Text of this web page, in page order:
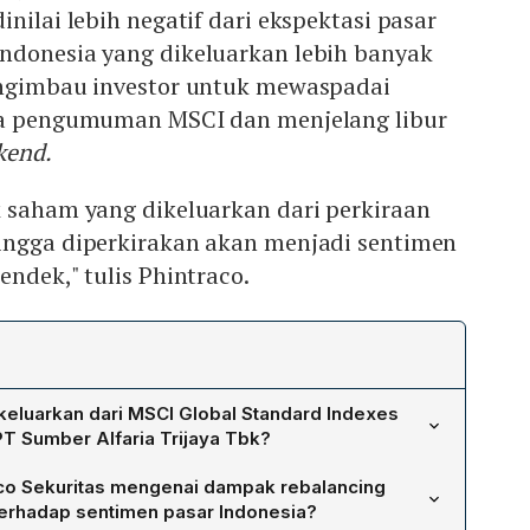
lebih negatif dari ekspektasi pasar
yang dikeluarkan lebih banyak
investor untuk mewaspadai
MSCI dan menjelang libur
yang dikeluarkan dari perkiraan
diperkirakan akan menjadi sentimen
tulis Phintraco.
dari MSCI Global Standard Indexes
Sumber Alfaria Trijaya Tbk?
Global Standard Indexes, yaitu PT Barito Renewables
Pacific Tbk, PT Petrindo Jaya Kreasi Tbk, PT Amman
Sekuritas mengenai dampak rebalancing
sentimen pasar Indonesia?